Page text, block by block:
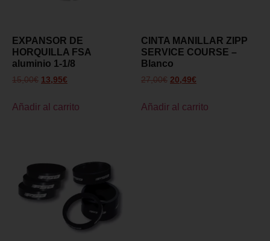
EXPANSOR DE
HORQUILLA FSA
aluminio 1-1/8
15,00€ 13,95€
Añadir al carrito
CINTA MANILLAR ZIPP
SERVICE COURSE –
Blanco
27,00€ 20,49€
Añadir al carrito